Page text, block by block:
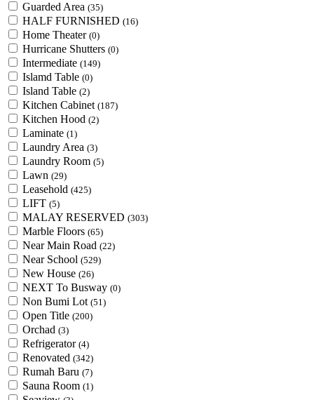
Guarded Area (35)
HALF FURNISHED (16)
Home Theater (0)
Hurricane Shutters (0)
Intermediate (149)
Islamd Table (0)
Island Table (2)
Kitchen Cabinet (187)
Kitchen Hood (2)
Laminate (1)
Laundry Area (3)
Laundry Room (5)
Lawn (29)
Leasehold (425)
LIFT (5)
MALAY RESERVED (303)
Marble Floors (65)
Near Main Road (22)
Near School (529)
New House (26)
NEXT To Busway (0)
Non Bumi Lot (51)
Open Title (200)
Orchad (3)
Refrigerator (4)
Renovated (342)
Rumah Baru (7)
Sauna Room (1)